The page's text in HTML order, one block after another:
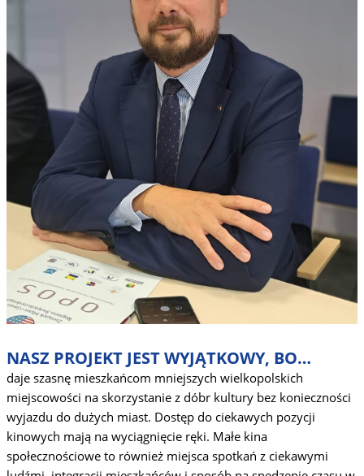
NASZ PROJEKT JEST WYJĄTKOWY, BO…
daje szasnę mieszkańcom mniejszych wielkopolskich
miejscowości na skorzystanie z dóbr kultury bez konieczności
wyjazdu do dużych miast. Dostęp do ciekawych pozycji
kinowych mają na wyciągnięcie ręki. Małe kina
społecznościowe to również miejsca spotkań z ciekawymi